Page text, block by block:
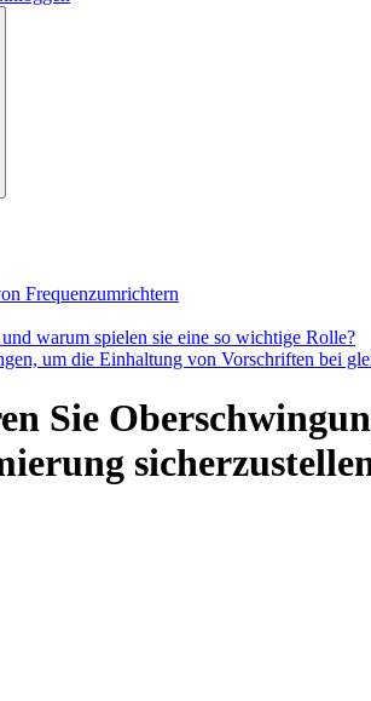
Frequenzumrichtern
warum spielen sie eine so wichtige Rolle?
um die Einhaltung von Vorschriften bei
Sie